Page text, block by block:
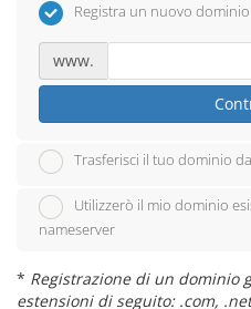
Registra un nuovo dominio
www.
Trasferisci il tuo dominio
Utilizzerò il mio dominio
nameserver
* Registrazione di un dominio
estensioni di seguito: .com,